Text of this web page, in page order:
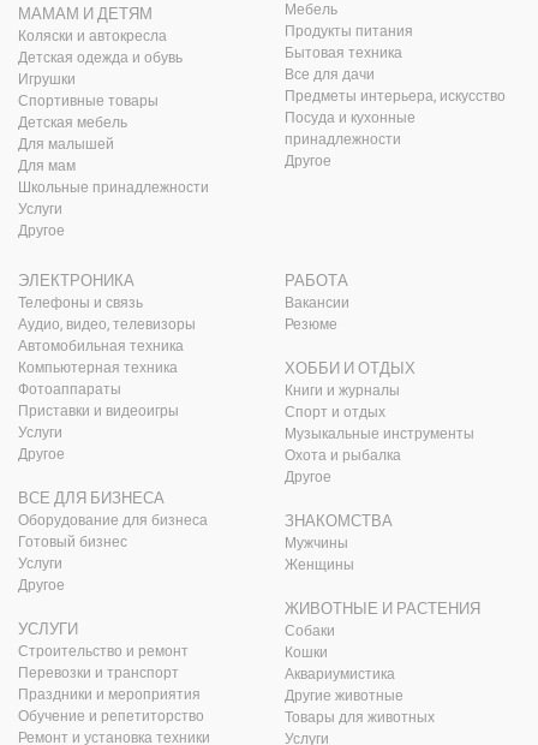
МАМАМ И ДЕТЯМ
Коляски и автокресла
Детская одежда и обувь
Игрушки
Спортивные товары
Детская мебель
Для малышей
Для мам
Школьные принадлежности
Услуги
Другое
Мебель
Продукты питания
Бытовая техника
Все для дачи
Предметы интерьера, искусство
Посуда и кухонные
принадлежности
Другое
ЭЛЕКТРОНИКА
Телефоны и связь
Аудио, видео, телевизоры
Автомобильная техника
Компьютерная техника
Фотоаппараты
Приставки и видеоигры
Услуги
Другое
ВСЕ ДЛЯ БИЗНЕСА
Оборудование для бизнеса
Готовый бизнес
Услуги
Другое
УСЛУГИ
Строительство и ремонт
Перевозки и транспорт
Праздники и мероприятия
Обучение и репетиторство
Ремонт и установка техники
РАБОТА
Вакансии
Резюме
ХОББИ И ОТДЫХ
Книги и журналы
Спорт и отдых
Музыкальные инструменты
Охота и рыбалка
Другое
ЗНАКОМСТВА
Мужчины
Женщины
ЖИВОТНЫЕ И РАСТЕНИЯ
Собаки
Кошки
Аквариумистика
Другие животные
Товары для животных
Услуги